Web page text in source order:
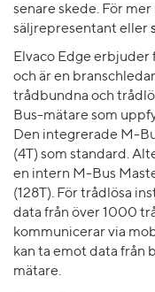
senare skede. För
säljrepresentant eller
Elvaco Edge
och är en
trådbundna och
Bus-mätare som
Den integrerade M-
(4T) som standard.
en intern M-Bus
(128T). För trådlösa
data från över 1000
kommunicerar via
kan ta emot data från
mätare.